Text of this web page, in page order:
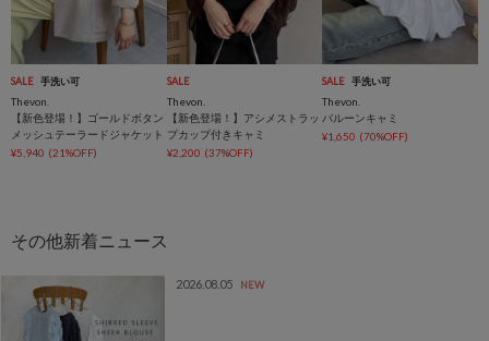
SALE 手洗い可
Thevon.
【新色登場！】ゴールドボタン
メッシュテーラードジャケット
¥5,940 (21%OFF)
SALE
Thevon.
【新色登場！】アシメストラッ
プカップ付きキャミ
¥2,200 (37%OFF)
SALE 手洗い可
Thevon.
バルーンキャミ
¥1,650 (70%OFF)
2026.08.05 NEW